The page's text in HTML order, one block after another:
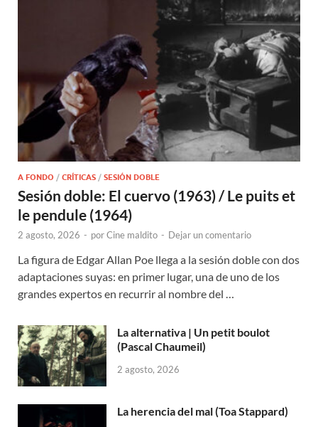
A FONDO / CRÍTICAS / SESIÓN DOBLE
Sesión doble: El cuervo (1963) / Le puits et
le pendule (1964)
2 agosto, 2026 - porCine maldito - Dejar un comentario
La figura de Edgar Allan Poe llega a la sesión doble con dos
adaptaciones suyas: en primer lugar, una de uno de los
grandes expertos en recurrir al nombre del …
La alternativa | Un petit boulot
(Pascal Chaumeil)
2 agosto, 2026
La herencia del mal (Toa Stappard)